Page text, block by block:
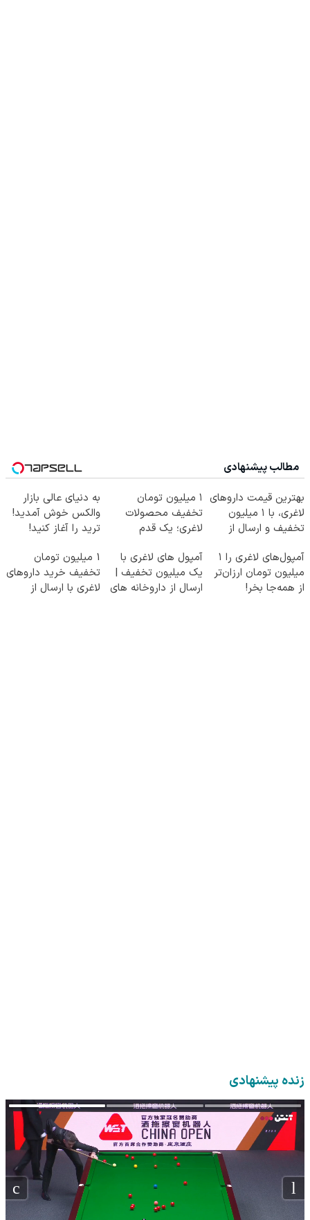
مطالب پیشنهادی
بهترین قیمت داروهای
لاغری، با ۱ میلیون
تخفیف و ارسال از
۱ میلیون تومان
تخفیف محصولات
لاغری؛ یک قدم
کاهش وزن
به دنیای عالی بازار
والکس خوش آمدید!
ترید را آغاز کنید!
آمپول‌های لاغری را ۱
میلیون تومان ارزان‌تر
از همه‌جا بخر!
آمپول های لاغری با
یک میلیون تخفیف |
ارسال از داروخانه های
1 میلیون تومان
تخفیف خرید داروهای
لاغری با ارسال از
زنده پیشنهادی